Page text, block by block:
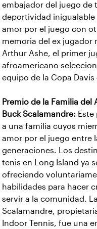
embajador del juego de
deportividad inigualable
amor por el juego con
memoria del ex jugador
Arthur Ashe, el primer
afroamericano
equipo de la Copa Davis
Premio de la Familia del
Buck Scalamandre:
a una familia cuyos
amor por el juego entre
generaciones. Los
tenis en Long Island ya
ofreciendo
habilidades para hacer
servir a la comunidad.
Scalamandre,
Indoor Tennis, fue una